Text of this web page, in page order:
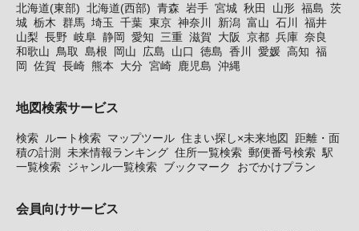
北海道(東部) 北海道(西部) 青森 岩手 宮城 秋田 山形 福島 茨
城 栃木 群馬 埼玉 千葉 東京 神奈川 新潟 富山 石川
福井
山梨 長野 岐阜 静岡 愛知 三重 滋賀 大阪 京都 兵庫 奈良
和歌山
鳥取 島根 岡山 広島 山口 徳島 香川 愛媛 高知 福
岡
佐賀 長崎 熊本 大分 宮崎 鹿児島 沖縄
地図検索サービス
検索 ルート検索 マップツール 住まい探し×未来地図
距離・面
積の計測 未来情報ランキング 住所一覧検索 郵便番号検索 駅
一覧検索 ジャンル一覧検索 ブックマーク おでかけプラン
会員向けサービス